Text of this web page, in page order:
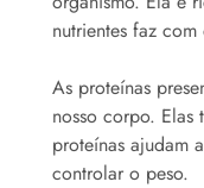
nutrientes faz
As proteínas
nosso corpo. Elas
proteínas ajudam
controlar o peso.